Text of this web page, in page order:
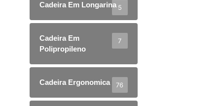
Cadeira Em Longarina 5
Cadeira Em
Polipropileno
7
Cadeira Ergonomica 76